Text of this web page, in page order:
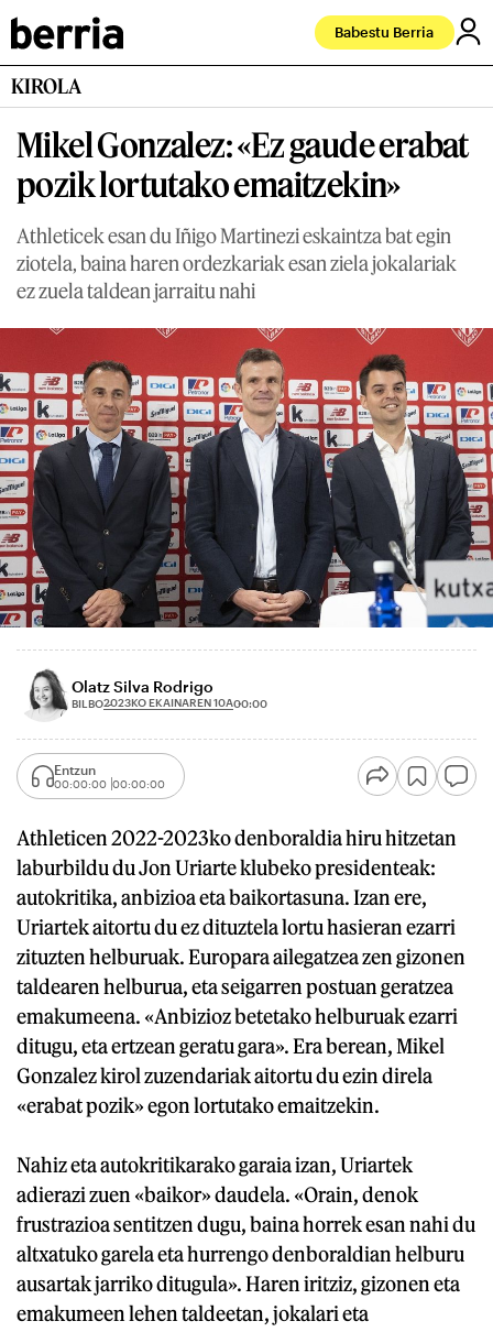
Babestu Berria
KIROLA
Mikel Gonzalez: «Ez gaude erabat
pozik lortutako emaitzekin»
Athleticek esan du Iñigo Martinezi eskaintza bat egin
ziotela, baina haren ordezkariak esan ziela jokalariak
ez zuela taldean jarraitu nahi
Olatz Silva Rodrigo
BILBO2023KO EKAINAREN 10A00:00
Entzun
00:00:00 00:00:00
Athleticen 2022-2023ko denboraldia hiru hitzetan
laburbildu du Jon Uriarte klubeko presidenteak:
autokritika, anbizioa eta baikortasuna. Izan ere,
Uriartek aitortu du ez dituztela lortu hasieran ezarri
zituzten helburuak. Europara ailegatzea zen gizonen
taldearen helburua, eta seigarren postuan geratzea
emakumeena. «Anbizioz betetako helburuak ezarri
ditugu, eta ertzean geratu gara». Era berean, Mikel
Gonzalez kirol zuzendariak aitortu du ezin direla
«erabat pozik» egon lortutako emaitzekin.
Nahiz eta autokritikarako garaia izan, Uriartek
adierazi zuen «baikor» daudela. «Orain, denok
frustrazioa sentitzen dugu, baina horrek esan nahi du
altxatuko garela eta hurrengo denboraldian helburu
ausartak jarriko ditugula». Haren iritziz, gizonen eta
emakumeen lehen taldeetan, jokalari eta